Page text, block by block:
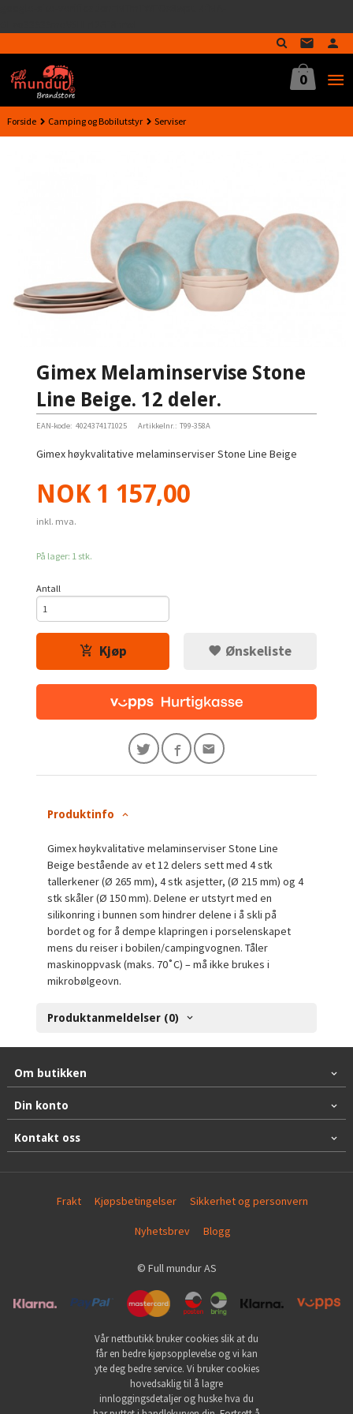
innholdet
0
Forside Camping og Bobilutstyr Serviser
Gimex Melaminservise Stone
Line Beige. 12 deler.
EAN-kode: 4024374171025 Artikkelnr.: T99-358A
Gimex høykvalitative melaminserviser Stone Line Beige
Pris
NOK 1 157,00
inkl. mva.
På lager: 1 stk.
Antall
Kjøp Ønskeliste
Produktinfo
Gimex høykvalitative melaminserviser Stone Line
Beige bestående av et 12 delers sett med 4 stk
tallerkener (Ø 265 mm), 4 stk asjetter, (Ø 215 mm) og 4
stk skåler (Ø 150 mm). Delene er utstyrt med en
silikonring i bunnen som hindrer delene i å skli på
bordet og for å dempe klapringen i porselenskapet
mens du reiser i bobilen/campingvognen. Tåler
maskinoppvask (maks. 70˚C) – må ikke brukes i
mikrobølgeovn.
Produktanmeldelser (0)
Om butikken
Din konto
Kontakt oss
Frakt Kjøpsbetingelser Sikkerhet og personvern
Nyhetsbrev Blogg
© Full mundur AS
Vår nettbutikk bruker cookies slik at du
får en bedre kjøpsopplevelse og vi kan
yte deg bedre service. Vi bruker cookies
hovedsaklig til å lagre
innloggingsdetaljer og huske hva du